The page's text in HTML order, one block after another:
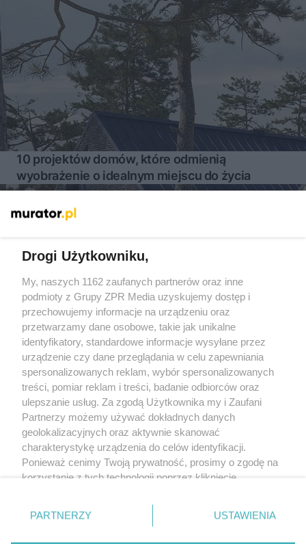
10 projektów domów, które odmienią
wyobrażenie o idealnym miejscu do życia
Żaden utwór zamieszczony w serwisie nie może być powielany i
rozpowszechniany lub dalej rozpowszechniany w jakikolwiek sposób
(w tym także elektroniczny lub mechaniczny) na jakimkolwiek polu
eksploatacji w jakiejkolwiek formie, włącznie z umieszczaniem w
Internecie bez pisemnej zgody właściciela praw. Jakiekolwiek użycie
lub wykorzystanie utworów w całości lub w części z naruszeniem
prawa, tzn. bez właściwej zgody, jest zabronione pod groźbą kary i
może być ścigane prawnie.
Drogi Użytkowniku,
My, naszych 1162 zaufanych partnerów oraz inne
podmioty z Grupy ZPR Media uzyskujemy dostęp i
przechowujemy informacje na urządzeniu oraz
przetwarzamy dane osobowe, takie jak unikalne
identyfikatory, standardowe informacje wysyłane przez
urządzenie czy dane przeglądania w celu zapewniania
spersonalizowanych reklam, wybór spersonalizowanych
treści, pomiar reklam i treści, badanie odbiorców oraz
ulepszanie usług. Za zgodą Użytkownika my i Zaufani
Partnerzy możemy używać dokładnych danych
geolokalizacyjnych oraz aktywnie skanować
charakterystykę urządzenia do celów identyfikacji.
Ponieważ cenimy Twoją prywatność, prosimy o zgodę na
korzystanie z tych technologii poprzez kliknięcie
zmienić/wycofać klikając przycisk ustawień prywatności
znajdujący się w lewym dolnym rogu strony
rodzaje przetwarzania danych nie wymagają zgody
PARTNERZY USTAWIENIA